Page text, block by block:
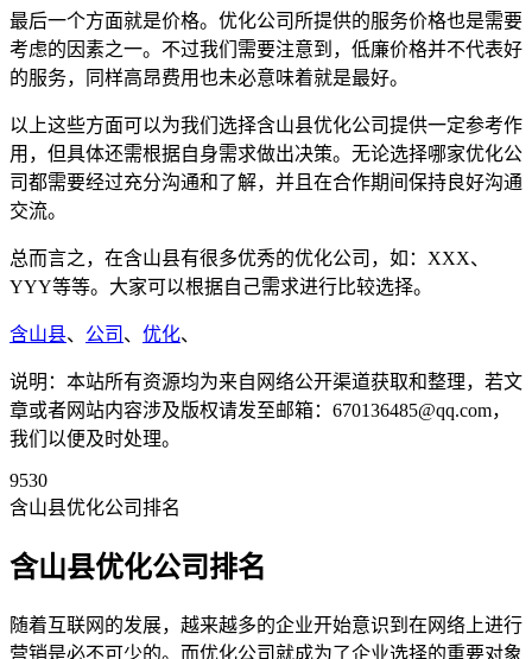
最后一个方面就是价格。优化公司所提供的服务价格也是需要
考虑的因素之一。不过我们需要注意到，低廉价格并不代表好
的服务，同样高昂费用也未必意味着就是最好。
以上这些方面可以为我们选择含山县优化公司提供一定参考作
用，但具体还需根据自身需求做出决策。无论选择哪家优化公
司都需要经过充分沟通和了解，并且在合作期间保持良好沟通
交流。
总而言之，在含山县有很多优秀的优化公司，如：XXX、
YYY等等。大家可以根据自己需求进行比较选择。
含山县、 公司 、 优化、
说明：本站所有资源均为来自网络公开渠道获取和整理，若文
章或者网站内容涉及版权请发至邮箱：670136485@qq.com，
我们以便及时处理。
9530
含山县优化公司排名
含山县优化公司排名
随着互联网的发展，越来越多的企业开始意识到在网络上进行
营销是必不可少的。而优化公司就成为了企业选择的重要对象